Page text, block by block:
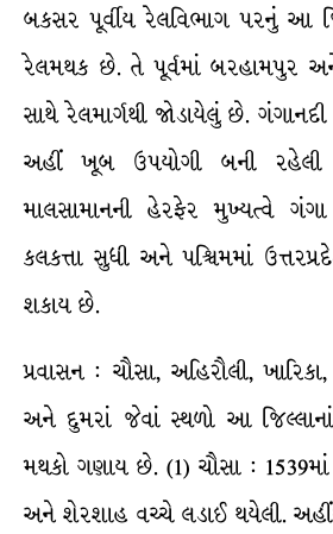
બકસર પૂર્વીય રેલવિભાગ પરનું આ
રેલમથક છે. તે પૂર્વમાં બરહામપુર
સાથે રેલમાર્ગથી જોડાયેલું છે.
અહીં ખૂબ ઉપયોગી બની રહેલી
માલસામાનની હેરફેર મુખ્યત્વે
કલકત્તા સુધી અને પશ્ચિમમાં
શકાય છે.
પ્રવાસન : ચૌસા, અહિરૌલી,
અને દુમરાં જેવાં સ્થળો આ જિલ્લાનાં
મથકો ગણાય છે. (1) ચૌસા :
અને શેરશાહ વચ્ચે લડાઈ થયેલી.